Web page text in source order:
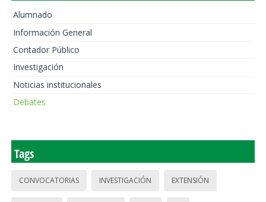
Alumnado
Información General
Contador Público
Investigación
Noticias institucionales
Debates
Tags
CONVOCATORIAS INVESTIGACIÓN EXTENSIÓN